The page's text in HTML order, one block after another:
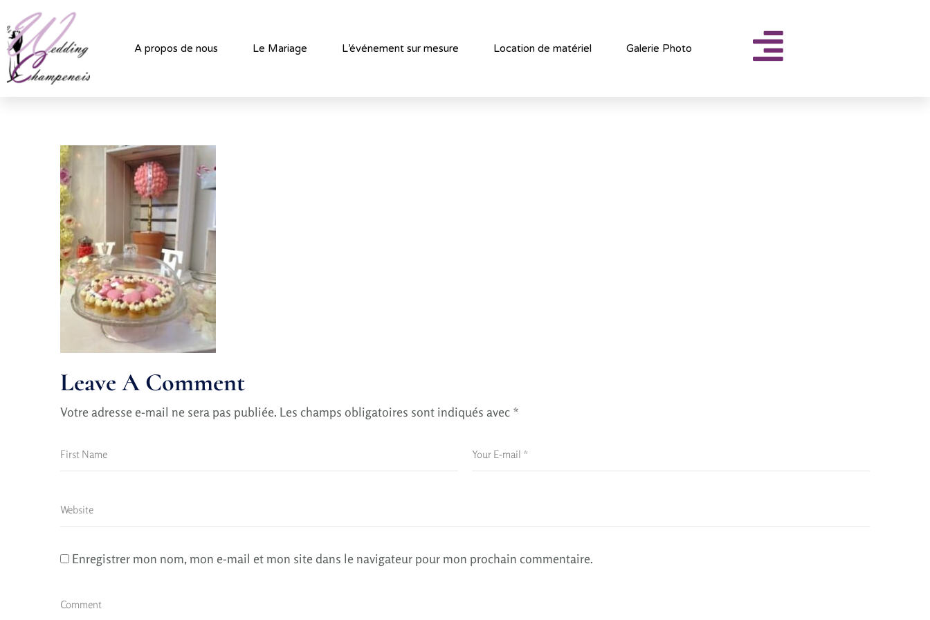
A propos de nous Le Mariage L’événement sur mesure Location de matériel Galerie Photo
Leave A Comment
Votre adresse e-mail ne sera pas publiée. Les champs obligatoires sont indiqués avec *
Enregistrer mon nom, mon e-mail et mon site dans le navigateur pour mon prochain commentaire.